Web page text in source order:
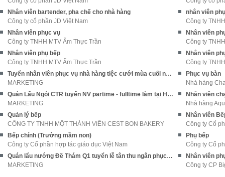
Nhân viên bartender, pha chế cho nhà hàng
Công ty cổ phần JD Việt Nam
nhân viên
Công ty
Nhân viên phục vụ
Công ty TNHH MTV Ẩm Thực Trần
Nhân viên
Công ty
Nhân viên phụ bếp
Công ty TNHH MTV Ẩm Thực Trần
Nhân viên
Công ty
Tuyển nhân viên phục vụ nhà hàng tiệc cưới mùa cuối năm
MARKETING
Phục vụ bàn
Nhà hàng
Quán Lẩu Ngói CTR tuyển NV partime - fulltime làm tại Hà Nội
MARKETING
Nhân viên
Nhà hàng
Quản lý bếp
CÔNG TY TNHH MỘT THÀNH VIÊN CEST BON BAKERY
Nhân viên
Công ty Cổ
Bếp chính (Trường mầm non)
Công ty Cổ phần hợp tác giáo dục Việt Nam
Phụ bếp
Công ty Cổ
Quán lẩu nướng Đề Thám Q1 tuyển lễ tân thu ngân phục vụ & phụ bếp
MARKETING
Nhân viên
Công ty CP